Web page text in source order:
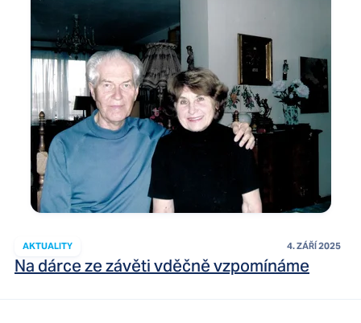
AKTUALITY 4. ZÁŘÍ 2025
Na dárce ze závěti vděčně vzpomínáme